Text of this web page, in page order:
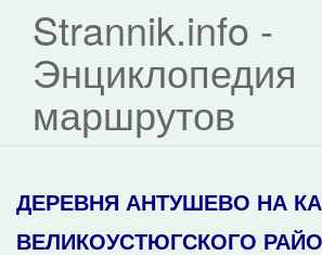
Strannik.info -
Энциклопедия
маршрутов
ДЕРЕВНЯ АНТУШЕВО НА
ВЕЛИКОУСТЮГСКОГО